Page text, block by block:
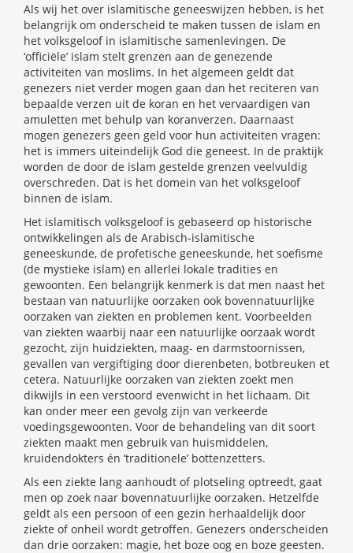
Als wij het over islamitische geneeswijzen hebben, is het
belangrijk om onderscheid te maken tussen de islam en
het volksgeloof in islamitische samenlevingen. De
‘officiële’ islam stelt grenzen aan de genezende
activiteiten van moslims. In het algemeen geldt dat
genezers niet verder mogen gaan dan het reciteren van
bepaalde verzen uit de koran en het vervaardigen van
amuletten met behulp van koranverzen. Daarnaast
mogen genezers geen geld voor hun activiteiten vragen:
het is immers uiteindelijk God die geneest. In de praktijk
worden de door de islam gestelde grenzen veelvuldig
overschreden. Dat is het domein van het volksgeloof
binnen de islam.
Het islamitisch volksgeloof is gebaseerd op historische
ontwikkelingen als de Arabisch-islamitische
geneeskunde, de profetische geneeskunde, het soefisme
(de mystieke islam) en allerlei lokale tradities en
gewoonten. Een belangrijk kenmerk is dat men naast het
bestaan van natuurlijke oorzaken ook bovennatuurlijke
oorzaken van ziekten en problemen kent. Voorbeelden
van ziekten waarbij naar een natuurlijke oorzaak wordt
gezocht, zijn huidziekten, maag- en darmstoornissen,
gevallen van vergiftiging door dierenbeten, botbreuken et
cetera. Natuurlijke oorzaken van ziekten zoekt men
dikwijls in een verstoord evenwicht in het lichaam. Dit
kan onder meer een gevolg zijn van verkeerde
voedingsgewoonten. Voor de behandeling van dit soort
ziekten maakt men gebruik van huismiddelen,
kruidendokters én ’traditionele’ bottenzetters.
Als een ziekte lang aanhoudt of plotseling optreedt, gaat
men op zoek naar bovennatuurlijke oorzaken. Hetzelfde
geldt als een persoon of een gezin herhaaldelijk door
ziekte of onheil wordt getroffen. Genezers onderscheiden
dan drie oorzaken: magie, het boze oog en boze geesten.